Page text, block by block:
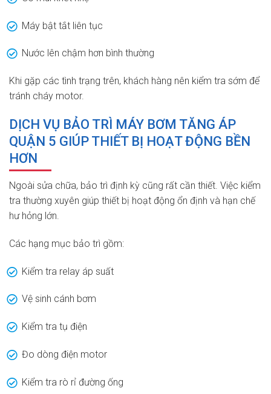
Máy bật tắt liên tục
Nước lên chậm hơn bình thường
Khi gặp các tình trạng trên, khách hàng nên kiểm tra sớm để
tránh cháy motor.
DỊCH VỤ BẢO TRÌ MÁY BƠM TĂNG ÁP
QUẬN 5 GIÚP THIẾT BỊ HOẠT ĐỘNG BỀN
HƠN
Ngoài sửa chữa, bảo trì định kỳ cũng rất cần thiết. Việc kiểm
tra thường xuyên giúp thiết bị hoạt động ổn định và hạn chế
hư hỏng lớn.
Các hạng mục bảo trì gồm:
Kiểm tra relay áp suất
Vệ sinh cánh bơm
Kiểm tra tụ điện
Đo dòng điện motor
Kiểm tra rò rỉ đường ống